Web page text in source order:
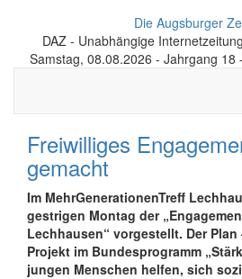
Die Augsburger
DAZ - Unabhängige
Samstag, 08.08.2026 - Jahrgang 18
Freiwilliges
gemacht
Im MehrGenerationenTreff
gestrigen Montag der
Lechhausen“ vorgestellt. Der
Projekt im Bundesprogramm
jungen Menschen helfen, sich